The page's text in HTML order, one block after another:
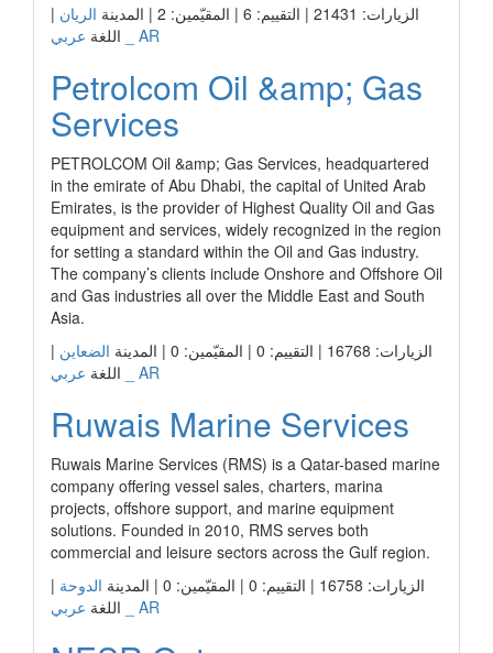
الزيارات: 21431 | التقييم: 6 | المقيّمين: 2 | المدينة
الريان |
اللغة عربي _ AR
Petrolcom Oil &amp; Gas
Services
PETROLCOM Oil &amp; Gas Services, headquartered
in the emirate of Abu Dhabi, the capital of United Arab
Emirates, is the provider of Highest Quality Oil and Gas
equipment and services, widely recognized in the region
for setting a standard within the Oil and Gas industry.
The company’s clients include Onshore and Offshore Oil
and Gas industries all over the Middle East and South
Asia.
الزيارات: 16768 | التقييم: 0 | المقيّمين: 0 | المدينة
الضعاين |
اللغة عربي _ AR
Ruwais Marine Services
Ruwais Marine Services (RMS) is a Qatar-based marine
company offering vessel sales, charters, marina
projects, offshore support, and marine equipment
solutions. Founded in 2010, RMS serves both
commercial and leisure sectors across the Gulf region.
الزيارات: 16758 | التقييم: 0 | المقيّمين: 0 | المدينة
الدوحة |
اللغة عربي _ AR